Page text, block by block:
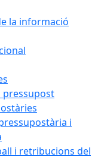
la informació
pressupost
i
i retribucions del